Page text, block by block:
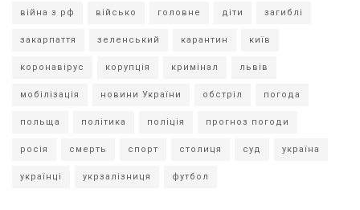
війна з рф військо головне діти загиблі
закарпаття зеленський карантин київ
коронавірус корупція кримінал львів
мобілізація новини України обстріл погода
польща політика поліція прогноз погоди
росія смерть спорт столиця суд україна
українці укрзалізниця футбол